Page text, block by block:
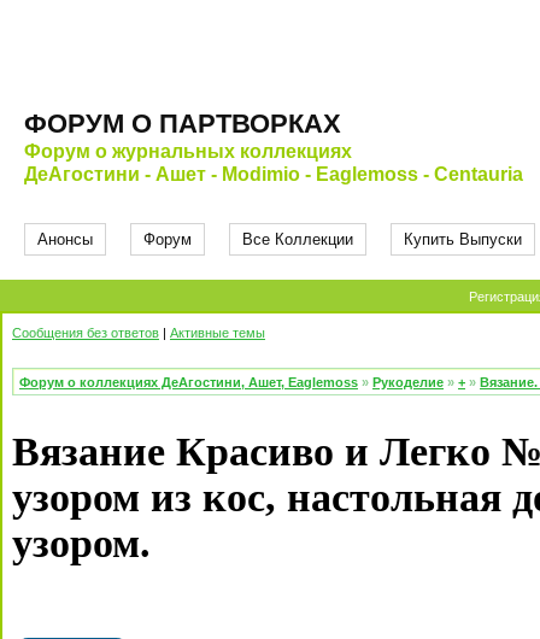
ФОРУМ О ПАРТВОРКАХ
Форум о журнальных коллекциях
ДеАгостини - Ашет - Modimio - Eaglemoss - Centauria
Анонсы Форум Все Коллекции Купить Выпуски
Сообщения без ответов | Активные темы
Форум о коллекциях ДеАгостини, Ашет, Eaglemoss » Рукоделие » + »
Вязание Красиво и Легко
узором из кос, настольная
узором.